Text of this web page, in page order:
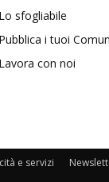
Lo sfogliabile
Pubblica i tuoi
Lavora con noi
e servizi